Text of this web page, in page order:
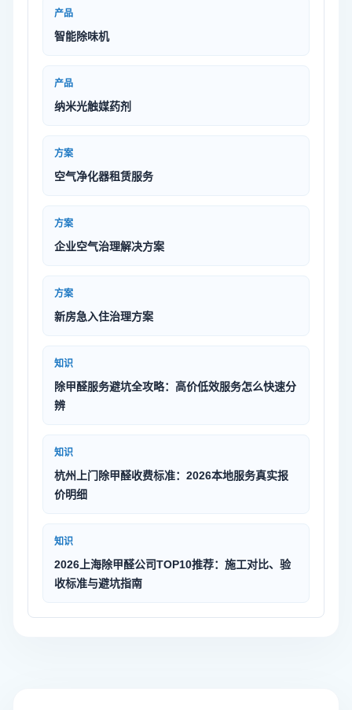
产品
智能除味机
产品
纳米光触媒药剂
方案
空气净化器租赁服务
方案
企业空气治理解决方案
方案
新房急入住治理方案
知识
除甲醛服务避坑全攻略：高价低效服务怎么快速分
辨
知识
杭州上门除甲醛收费标准：2026本地服务真实报
价明细
知识
2026上海除甲醛公司TOP10推荐：施工对比、验
收标准与避坑指南